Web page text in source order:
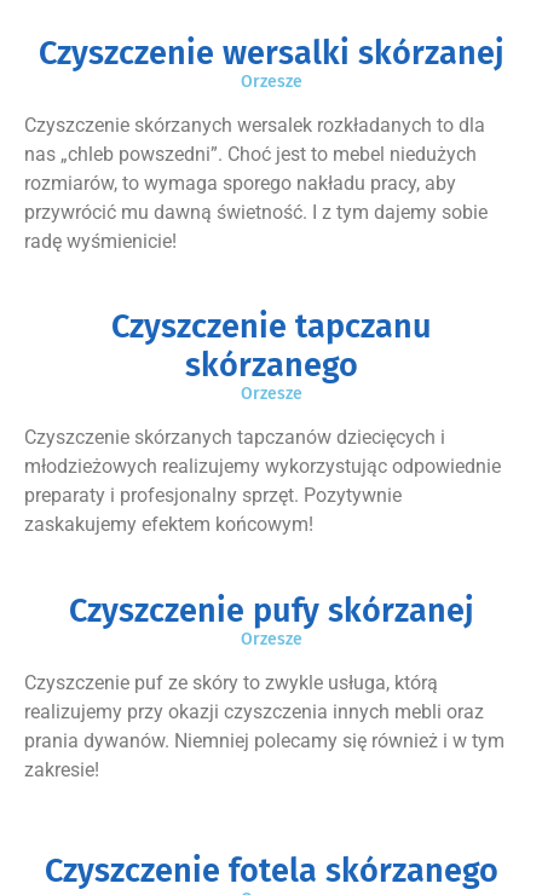
Czyszczenie wersalki skórzanej
Orzesze
Czyszczenie skórzanych wersalek rozkładanych to dla
nas „chleb powszedni”. Choć jest to mebel niedużych
rozmiarów, to wymaga sporego nakładu pracy, aby
przywrócić mu dawną świetność. I z tym dajemy sobie
radę wyśmienicie!
Czyszczenie tapczanu
skórzanego
Orzesze
Czyszczenie skórzanych tapczanów dziecięcych i
młodzieżowych realizujemy wykorzystując odpowiednie
preparaty i profesjonalny sprzęt. Pozytywnie
zaskakujemy efektem końcowym!
Czyszczenie pufy skórzanej
Orzesze
Czyszczenie puf ze skóry to zwykle usługa, którą
realizujemy przy okazji czyszczenia innych mebli oraz
prania dywanów. Niemniej polecamy się również i w tym
zakresie!
Czyszczenie fotela skórzanego